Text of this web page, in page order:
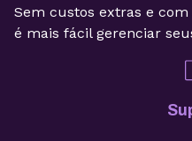
Sem custos extras e com
é mais fácil gerenciar